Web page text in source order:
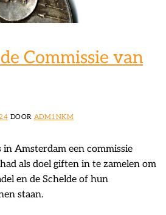
Commissie van
DOOR ADM1NKM
Amsterdam een commissie
als doel giften in te zamelen om
en de Schelde of hun
staan.